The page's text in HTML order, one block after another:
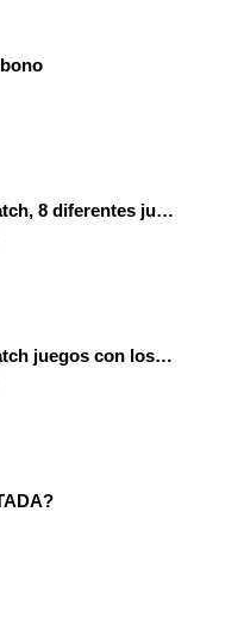
Programa con Scratch, 8 diferentes juegos para vivir la emoción de los partidos de España en el mundial 2026
Programa con Scratch juegos con los partidos del mundial 2026 ganados por España